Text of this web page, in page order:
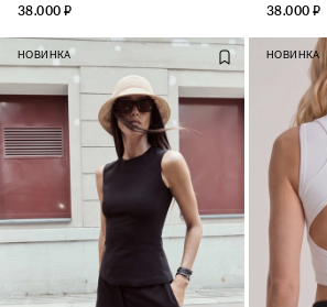
38.000 ₽
38.000 ₽
НОВИНКА НОВИНКА